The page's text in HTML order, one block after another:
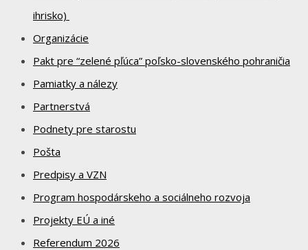
ihrisko)
Organizácie
Pakt pre “zelené pľúca” poľsko-slovenského pohraničia
Pamiatky a nálezy
Partnerstvá
Podnety pre starostu
Pošta
Predpisy a VZN
Program hospodárskeho a sociálneho rozvoja
Projekty EÚ a iné
Referendum 2026